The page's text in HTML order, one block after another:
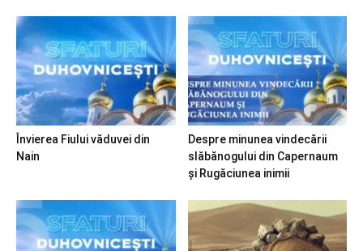
Învierea Fiului văduvei din
Nain
Despre minunea vindecării
slăbănogului din Capernaum
și Rugăciunea inimii